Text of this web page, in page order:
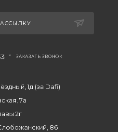
ЗАКАЗАТЬ ЗВОНОК
1д (за Dafi)
7а
2г
86